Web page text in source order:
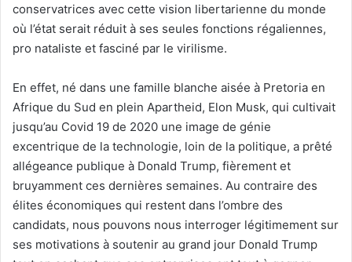
conservatrices avec cette vision libertarienne du monde
où l’état serait réduit à ses seules fonctions régaliennes,
pro nataliste et fasciné par le virilisme.
En effet, né dans une famille blanche aisée à Pretoria en
Afrique du Sud en plein Apartheid, Elon Musk, qui cultivait
jusqu’au Covid 19 de 2020 une image de génie
excentrique de la technologie, loin de la politique, a prêté
allégeance publique à Donald Trump, fièrement et
bruyamment ces dernières semaines. Au contraire des
élites économiques qui restent dans l’ombre des
candidats, nous pouvons nous interroger légitimement sur
ses motivations à soutenir au grand jour Donald Trump